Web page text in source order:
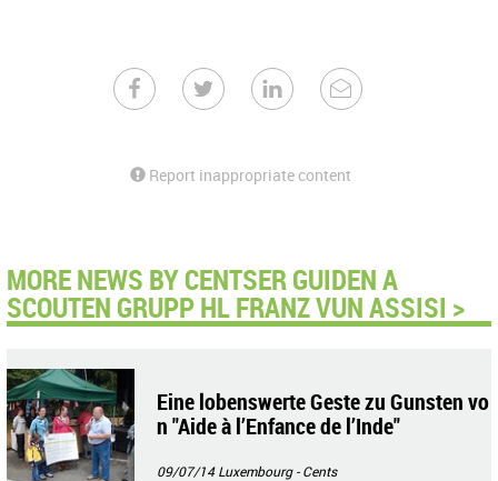
Report inappropriate content
MORE NEWS BY CENTSER GUIDEN A
SCOUTEN GRUPP HL FRANZ VUN ASSISI >
Eine lobenswerte Geste zu Gunsten vo
n "Aide à l’Enfance de l’Inde"
09/07/14Luxembourg - Cents